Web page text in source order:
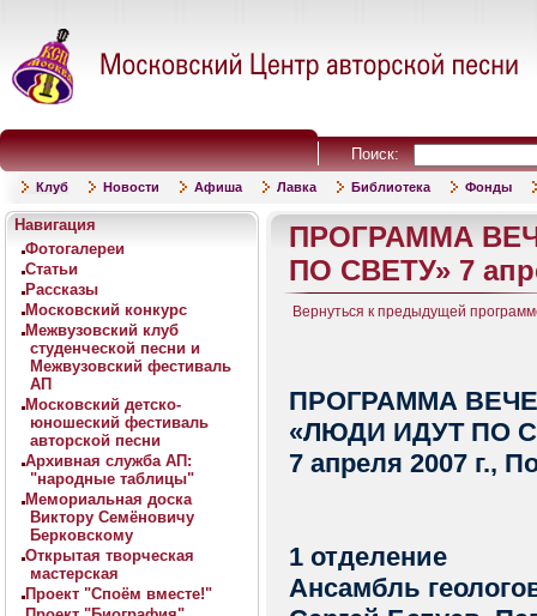
Поиск:
Клуб Новости Афиша Лавка Библиотека Фонды
Навигация
Фотогалереи
Статьи
Рассказы
Московский конкурс
Межвузовский клуб
студенческой песни и
Межвузовский фестиваль
АП
Московский детско-
юношеский фестиваль
авторской песни
Архивная служба АП:
"народные таблицы"
Мемориальная доска
Виктору Семёновичу
Берковскому
Открытая творческая
мастерская
Проект "Споём вместе!"
ПРОГРАММА
ПО СВЕТУ» 7
Вернуться к предыдущей
ПРОГРАММА
«ЛЮДИ ИДУТ ПО
7 апреля 2007 г.,
1 отделение
Ансамбль